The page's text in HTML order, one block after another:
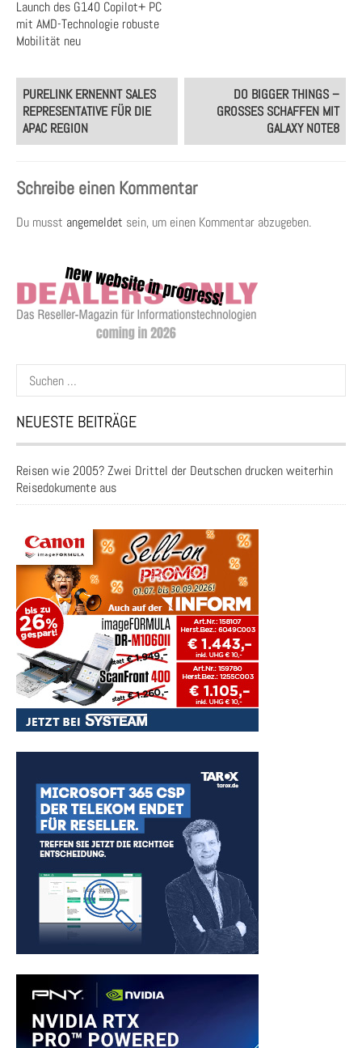
Launch des G140 Copilot+ PC
mit AMD-Technologie robuste
Mobilität neu
Post
navigation
PURELINK ERNENNT SALES
REPRESENTATIVE FÜR DIE
APAC REGION
DO BIGGER THINGS –
GROSSES SCHAFFEN MIT G
ALAXY NOTE8
Schreibe einen Kommentar
Du musst angemeldet sein, um einen Kommentar abzugeben.
Suchen
nach:
NEUESTE BEITRÄGE
Reisen wie 2005? Zwei Drittel der Deutschen drucken weiterhin
Reisedokumente aus